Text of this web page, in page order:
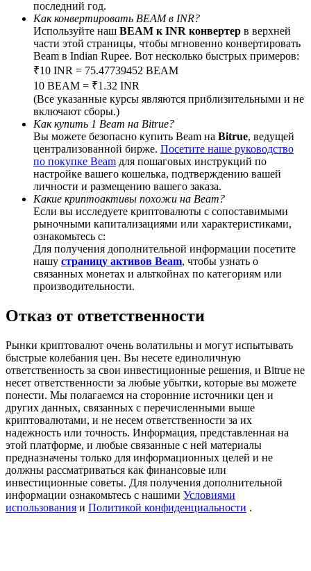
BTC Welcome Rewards
Deposit & Trade BTC to Share 25000 USDT prize pool!
Deposit CASHCAT & Win
Share 500000 CASHCAT prize pool
Exclusive for BitMart Users
Register & Trade to Win 500,000 USDT
Precious Metals Trading Carnival
Trade Gold & Silver · 33,333 USDT Bonus
USDT New User Exclusive 10% APR
USDT Flexible Staking | Daily Rewards
BTC New User Exclusive: 6.5% APR
BTC Flexible Staking | Daily Rewards
последний год.
Как конвертировать BEAM в INR?
Используйте наш BEAM к INR конвертер в верхней
части этой страницы, чтобы мгновенно конвертировать
Beam в Indian Rupee. Вот несколько быстрых примеров:
₹10 INR = 75.47739452 BEAM
10 BEAM = ₹1.32 INR
(Все указанные курсы являются приблизительными и не
включают сборы.)
Как купить 1 Beam на Bitrue?
Вы можете безопасно купить Beam на Bitrue, ведущей
централизованной бирже. Посетите наше руководство
по покупке Beam для пошаговых инструкций по
настройке вашего кошелька, подтверждению вашей
личности и размещению вашего заказа.
Какие криптоактивы похожи на Beam?
Если вы исследуете криптовалюты с сопоставимыми
рыночными капитализациями или характеристиками,
ознакомьтесь с:
Для получения дополнительной информации посетите
нашу страницу активов Beam, чтобы узнать о
связанных монетах и альткойнах по категориям или
производительности.
Отказ от ответственности
Рынки криптовалют очень волатильны и могут испытывать
быстрые колебания цен. Вы несете единоличную
ответственность за свои инвестиционные решения, и Bitrue не
несет ответственности за любые убытки, которые вы можете
понести. Мы полагаемся на сторонние источники цен и
других данных, связанных с перечисленными выше
криптовалютами, и не несем ответственности за их
надежность или точность. Информация, представленная на
этой платформе, и любые связанные с ней материалы
предназначены только для информационных целей и не
должны рассматриваться как финансовые или
инвестиционные советы. Для получения дополнительной
информации ознакомьтесь с нашими Условиями
использования и Политикой конфиденциальности .